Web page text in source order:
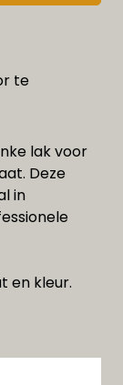
te
lak voor
Deze
in
en kleur.